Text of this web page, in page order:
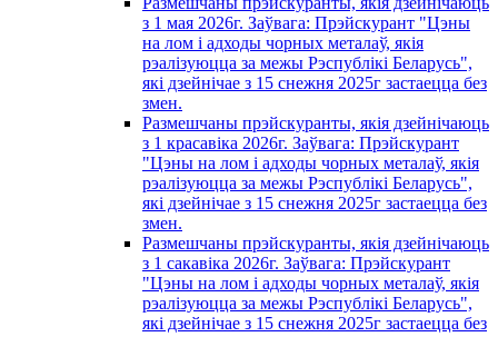
з 1 мая 2026г. Заўвага: Прэйскурант "Цэны
на лом і адходы чорных металаў, якія
рэалізуюцца за межы Рэспублікі Беларусь",
які дзейнічае з 15 снежня 2025г застаецца без
змен.
Размешчаны прэйскуранты, якія дзейнічаюць
з 1 красавiка 2026г. Заўвага: Прэйскурант
"Цэны на лом і адходы чорных металаў, якія
рэалізуюцца за межы Рэспублікі Беларусь",
які дзейнічае з 15 снежня 2025г застаецца без
змен.
Размешчаны прэйскуранты, якія дзейнічаюць
з 1 сакавiка 2026г. Заўвага: Прэйскурант
"Цэны на лом і адходы чорных металаў, якія
рэалізуюцца за межы Рэспублікі Беларусь",
які дзейнічае з 15 снежня 2025г застаецца без